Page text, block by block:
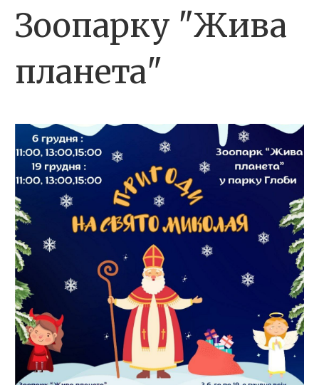
Зоопарку "Жива
планета"